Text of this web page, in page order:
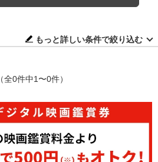
もっと詳しい条件で絞り込む
（全0件中1〜0件）